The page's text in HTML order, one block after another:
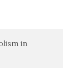
in